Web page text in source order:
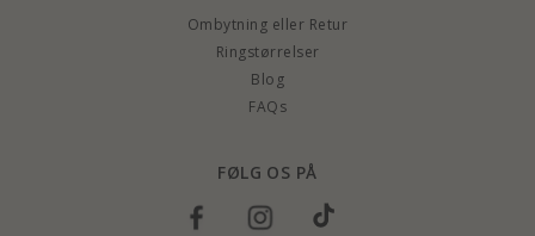
Ombytning eller Retur
Ringstørrelser
Blog
FAQs
FØLG OS PÅ